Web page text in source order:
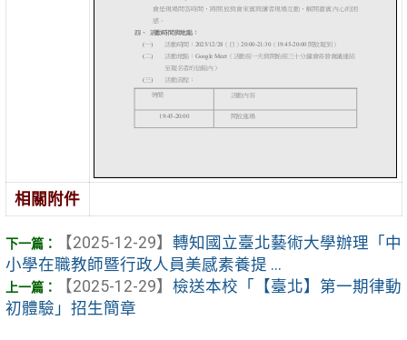
相關附件
【2025-12-29】 轉知國立臺北藝術大學辦理「中
小學在職教師暨行政人員美感素養提 ...
【2025-12-29】 檢送本校「【臺北】第一期律動
初體驗」招生簡章